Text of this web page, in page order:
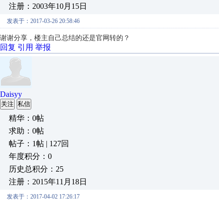
注册：2003年10月15日
发表于：2017-03-26 20:58:46
谢谢分享，楼主自己总结的还是官网转的？
回复 引用 举报
Daisyy
关注 私信
精华：0帖
求助：0帖
帖子：1帖 | 127回
年度积分：0
历史总积分：25
注册：2015年11月18日
发表于：2017-04-02 17:26:17